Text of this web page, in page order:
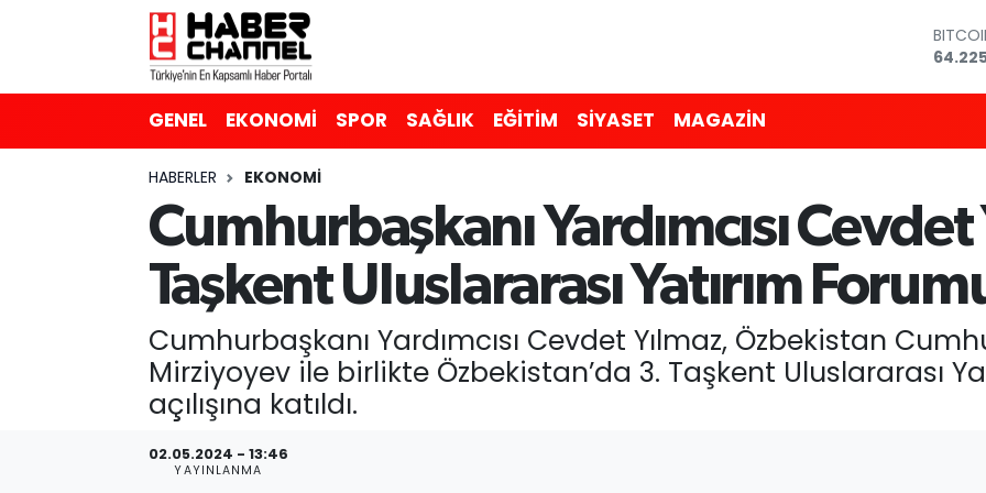
13.799
GENEL EKONOMİ SPOR SAĞLIK EĞİTİM SİYASET MAGAZİN
HABERLER EKONOMİ
Cumhurbaşkanı Yardımcısı
Taşkent Uluslararası Yatırım
Cumhurbaşkanı Yardımcısı Cevdet Yılmaz, Özbekistan
Mirziyoyev ile birlikte Özbekistan’da 3. Taşkent Uluslararası
açılışına katıldı.
02.05.2024 - 13:46
YAYINLANMA
MAGAZİN
Nöbetçi Eczaneler
Süper Lig Puan Durumu ve Fikstür
Tüm Manşetler
Son Dakika Haberleri
Haber Arşivi